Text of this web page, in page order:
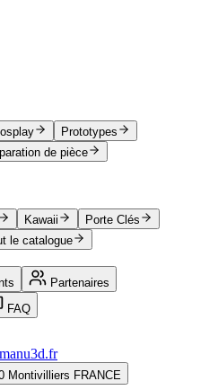
Prototypes
de pièce
Kawaii
Porte Clés
le catalogue
Partenaires
FAQ
Montivilliers FRANCE